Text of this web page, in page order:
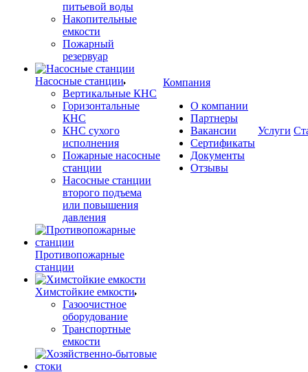
питьевой воды
Накопительные
емкости
Пожарный
резервуар
Насосные станции
Вертикальные КНС
Горизонтальные
КНС
КНС сухого
исполнения
Пожарные насосные
станции
Насосные cтанции
второго подъема
или повышения
давления
Противопожарные
станции
Химстойкие емкости
Газоочистное
оборудование
Транспортные
емкости
Компания
О компании
Партнеры
Вакансии
Сертификаты
Документы
Отзывы
Услуги